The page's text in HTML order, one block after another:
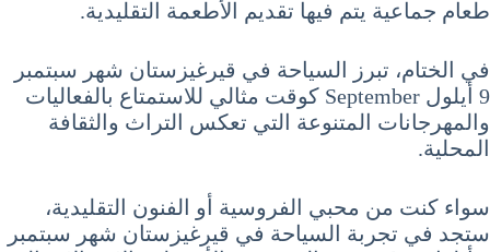
طعام جماعية يتم فيها تقديم الأطعمة التقليدية.
في الختام، تبرز السياحة في قيرغيزستان شهر سبتمبر
9 أيلول September كوقت مثالي للاستمتاع بالفعاليات
والمهرجانات المتنوعة التي تعكس التراث والثقافة
المحلية.
سواء كنت من محبي الفروسية أو الفنون التقليدية،
ستجد في تجربة السياحة في قيرغيزستان شهر سبتمبر